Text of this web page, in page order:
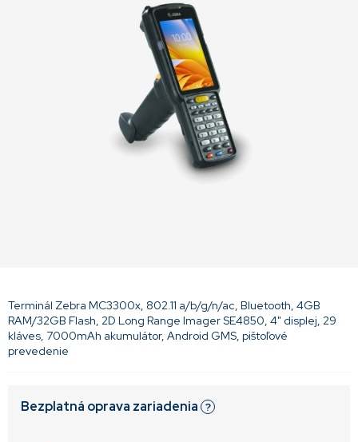
Bezplatná oprava zariadenia ?
Terminál Zebra MC3300x, 802.11 a/b/g/n/ac, Bluetooth, 4GB
RAM/32GB Flash, 2D Long Range Imager SE4850, 4" displej, 29
kláves, 7000mAh akumulátor, Android GMS, pištoľové
prevedenie